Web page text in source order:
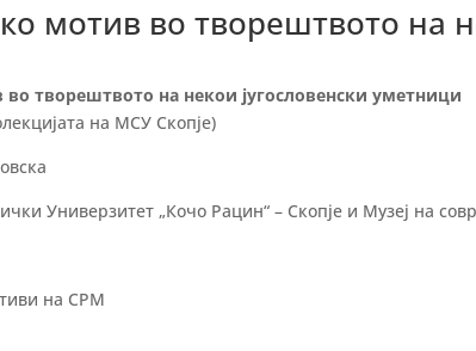
мотив во творештвото на
во творештвото на некои југословенски уметници
на МСУ Скопје)
Универзитет „Кочо Рацин“ – Скопје и Музеј на
на СРМ